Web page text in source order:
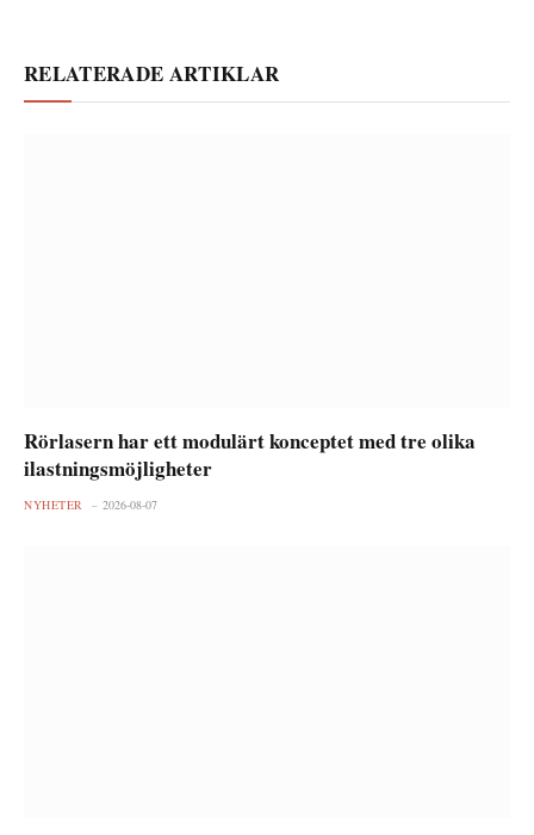
RELATERADE ARTIKLAR
Rörlasern har ett modulärt konceptet med tre olika
ilastningsmöjligheter
NYHETER 2026-08-07